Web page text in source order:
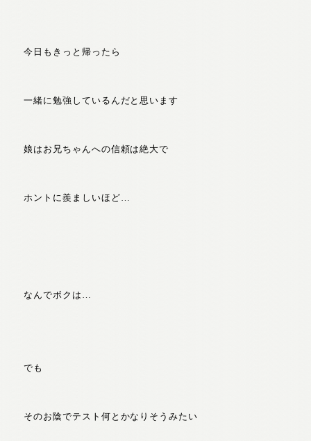
今日もきっと帰ったら
一緒に勉強しているんだと思います
娘はお兄ちゃんへの信頼は絶大で
ホントに羨ましいほど…
なんでボクは…
でも
そのお陰でテスト何とかなりそうみたい